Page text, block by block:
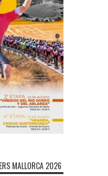
MALLORCA 2026